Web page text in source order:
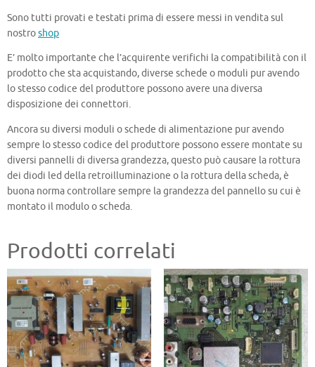
Sono tutti provati e testati prima di essere messi in vendita sul
nostroshop
E’ molto importante che l’acquirente verifichi la compatibilità con il
prodotto che sta acquistando, diverse schede o moduli pur avendo
lo stesso codice del produttore possono avere una diversa
disposizione dei connettori.
Ancora su diversi moduli o schede di alimentazione pur avendo
sempre lo stesso codice del produttore possono essere montate su
diversi pannelli di diversa grandezza, questo può causare la rottura
dei diodi led della retroilluminazione o la rottura della scheda, è
buona norma controllare sempre la grandezza del pannello su cui è
montato il modulo o scheda.
Prodotti correlati